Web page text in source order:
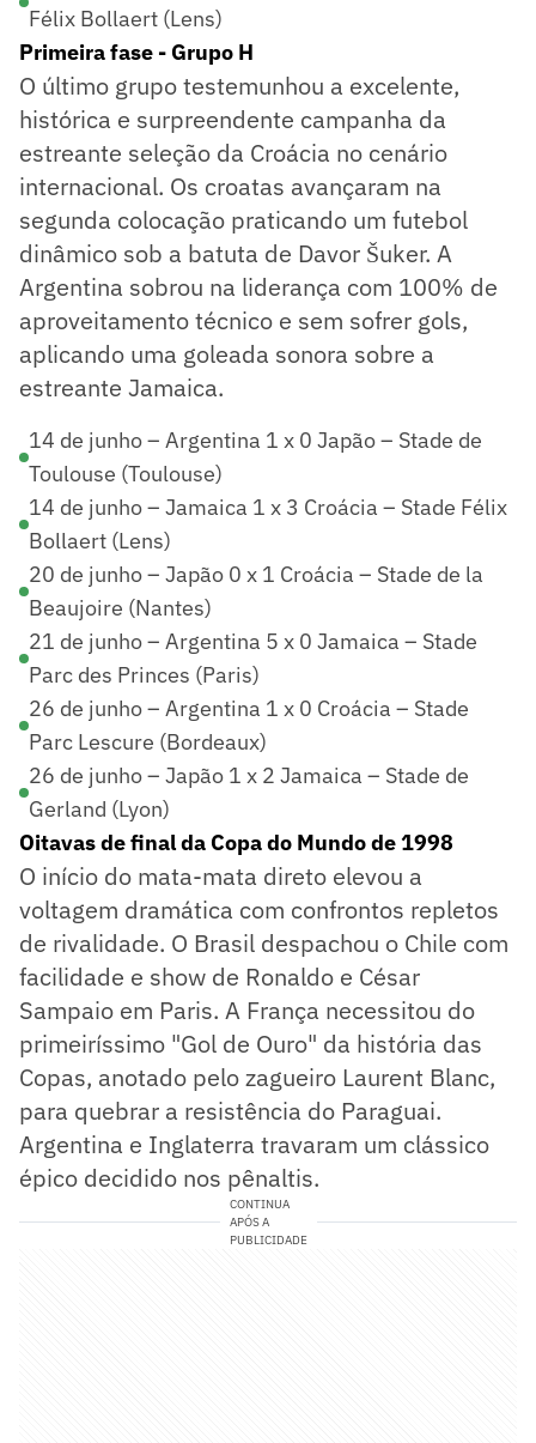
Félix Bollaert (Lens)
Primeira fase - Grupo H
O último grupo testemunhou a excelente,
histórica e surpreendente campanha da
estreante seleção da Croácia no cenário
internacional. Os croatas avançaram na
segunda colocação praticando um futebol
dinâmico sob a batuta de Davor Šuker. A
Argentina sobrou na liderança com 100% de
aproveitamento técnico e sem sofrer gols,
aplicando uma goleada sonora sobre a
estreante Jamaica.
14 de junho – Argentina 1 x 0 Japão – Stade de
Toulouse (Toulouse)
14 de junho – Jamaica 1 x 3 Croácia – Stade Félix
Bollaert (Lens)
20 de junho – Japão 0 x 1 Croácia – Stade de la
Beaujoire (Nantes)
21 de junho – Argentina 5 x 0 Jamaica – Stade
Parc des Princes (Paris)
26 de junho – Argentina 1 x 0 Croácia – Stade
Parc Lescure (Bordeaux)
26 de junho – Japão 1 x 2 Jamaica – Stade de
Gerland (Lyon)
Oitavas de final da Copa do Mundo de 1998
O início do mata-mata direto elevou a
voltagem dramática com confrontos repletos
de rivalidade. O Brasil despachou o Chile com
facilidade e show de Ronaldo e César
Sampaio em Paris. A França necessitou do
primeiríssimo "Gol de Ouro" da história das
Copas, anotado pelo zagueiro Laurent Blanc,
para quebrar a resistência do Paraguai.
Argentina e Inglaterra travaram um clássico
épico decidido nos pênaltis.
CONTINUA
APÓS A
PUBLICIDADE